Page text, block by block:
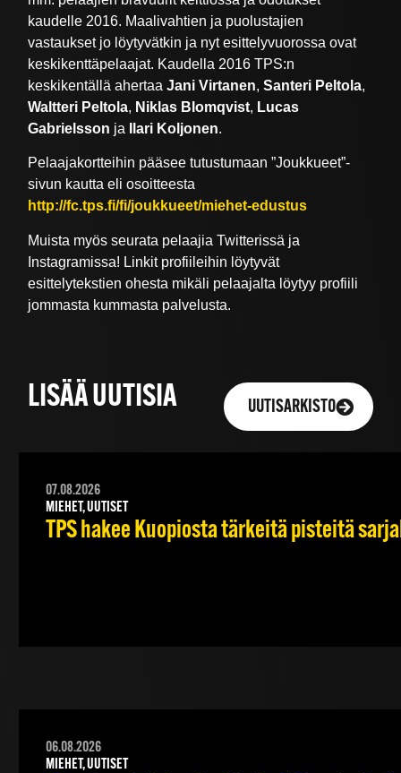
kaudelle 2016. Maalivahtien ja puolustajien
vastaukset jo löytyvätkin ja nyt esittelyvuorossa ovat
keskikenttäpelaajat. Kaudella 2016 TPS:n
keskikentällä ahertaaJani Virtanen,Santeri Peltola,
Waltteri Peltola, Niklas Blomqvist, Lucas
Gabrielsson ja Ilari Koljonen.
Pelaajakortteihin pääsee tutustumaan ”Joukkueet”-
sivun kautta eli osoitteesta
http://fc.tps.fi/fi/joukkueet/miehet-edustus
Muista myös seurata pelaajia Twitterissä ja
Instagramissa! Linkit profiileihin löytyvät
esittelytekstien ohesta mikäli pelaajalta löytyy profiili
jommasta kummasta palvelusta.
LISÄÄ UUTISIA UUTISARKISTO
07.08.2026
MIEHET, UUTISET
TPS hakee Kuopiosta tärkeitä pisteitä
06.08.2026
MIEHET, UUTISET